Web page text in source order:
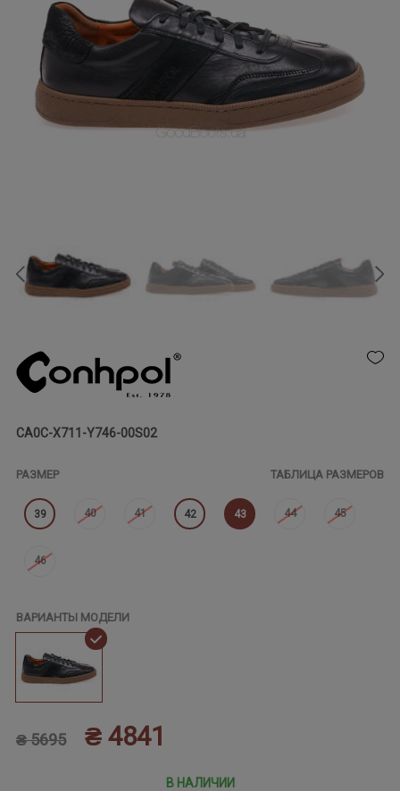
CA0C-X711-Y746-00S02
РАЗМЕР ТАБЛИЦА РАЗМЕРОВ
39 40 41 42 43 44 45
46
ВАРИАНТЫ МОДЕЛИ
₴ 5695 ₴ 4841
В НАЛИЧИИ